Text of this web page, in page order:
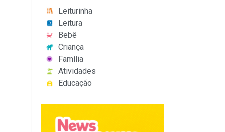
Leiturinha
Leitura
Bebê
Criança
Família
Atividades
Educação